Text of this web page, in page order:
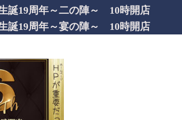
誕19周年～二の陣～ 10時開店
誕19周年～宴の陣～ 10時開店